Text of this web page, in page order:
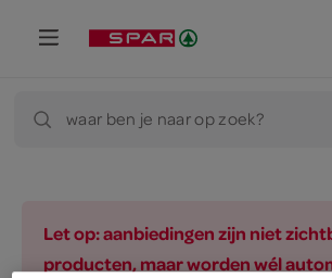
waar ben je naar op zoek?
Let op: aanbiedingen zijn niet
producten, maar worden wél